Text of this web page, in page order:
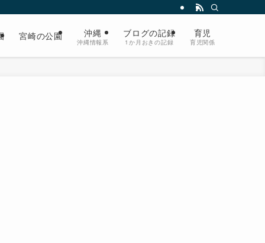
宮崎の公園 沖縄
沖縄情報系
ブログの記録
1か月おきの記録
育児
育児関係